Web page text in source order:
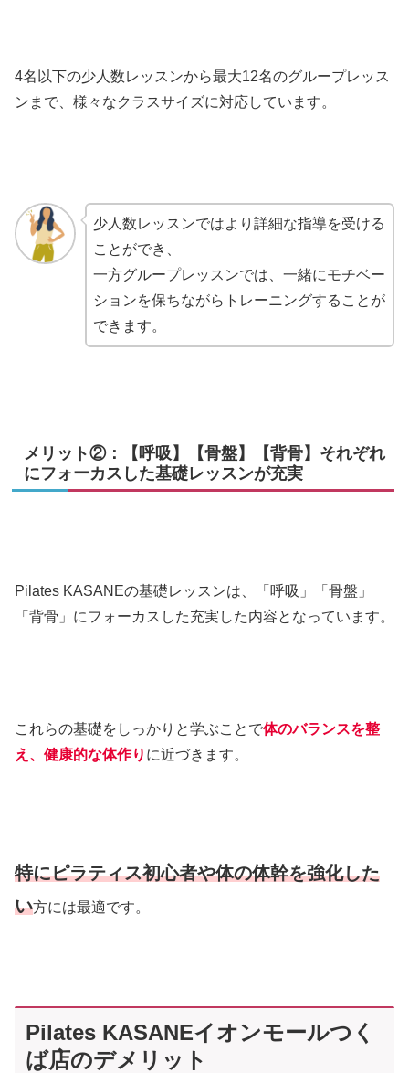
4名以下の少人数レッスンから最大12名のグループレッス
ンまで、様々なクラスサイズに対応しています。
少人数レッスンではより詳細な指導を受ける
ことができ、
一方グループレッスンでは、一緒にモチベー
ションを保ちながらトレーニングすることが
できます。
メリット②：【呼吸】【骨盤】【背骨】それぞれ
にフォーカスした基礎レッスンが充実
Pilates KASANEの基礎レッスンは、「呼吸」「骨盤」
「背骨」にフォーカスした充実した内容となっています。
これらの基礎をしっかりと学ぶことで体のバランスを整
え、健康的な体作り に近づきます。
特にピラティス初心者や体の体幹を強化した
い方には最適です。
Pilates KASANEイオンモールつく
ば店のデメリット